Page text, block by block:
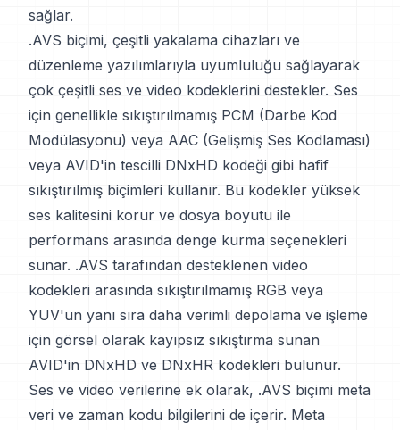
sağlar.
.AVS biçimi, çeşitli yakalama cihazları ve
düzenleme yazılımlarıyla uyumluluğu sağlayarak
çok çeşitli ses ve video kodeklerini destekler. Ses
için genellikle sıkıştırılmamış PCM (Darbe Kod
Modülasyonu) veya AAC (Gelişmiş Ses Kodlaması)
veya AVID'in tescilli DNxHD kodeği gibi hafif
sıkıştırılmış biçimleri kullanır. Bu kodekler yüksek
ses kalitesini korur ve dosya boyutu ile
performans arasında denge kurma seçenekleri
sunar. .AVS tarafından desteklenen video
kodekleri arasında sıkıştırılmamış RGB veya
YUV'un yanı sıra daha verimli depolama ve işleme
için görsel olarak kayıpsız sıkıştırma sunan
AVID'in DNxHD ve DNxHR kodekleri bulunur.
Ses ve video verilerine ek olarak, .AVS biçimi meta
veri ve zaman kodu bilgilerini de içerir. Meta